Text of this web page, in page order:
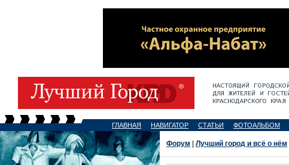
ГЛАВНАЯ НАВИГАТОР СТАТЬИ ФОТОАЛЬБОМ
Форум Лучший город и всё о нём